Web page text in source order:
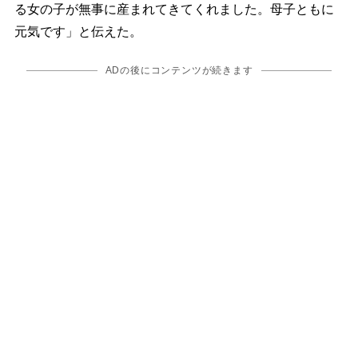
る女の子が無事に産まれてきてくれました。母子ともに
元気です」と伝えた。
ADの後にコンテンツが続きます